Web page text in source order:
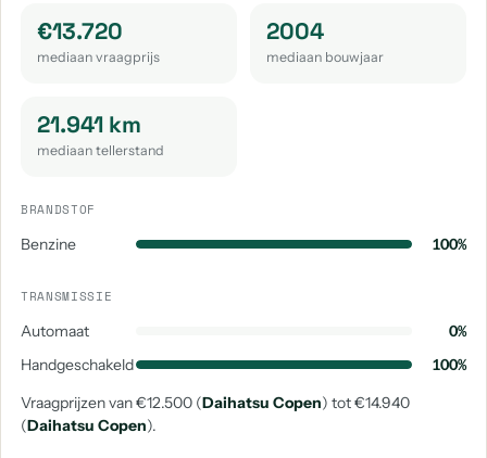
€13.720
mediaan vraagprijs
2004
mediaan bouwjaar
21.941 km
mediaan tellerstand
BRANDSTOF
Benzine 100%
TRANSMISSIE
Automaat
0%
Handgeschakeld
100%
Vraagprijzen van €12.500 (Daihatsu Copen) tot €14.940
(Daihatsu Copen).